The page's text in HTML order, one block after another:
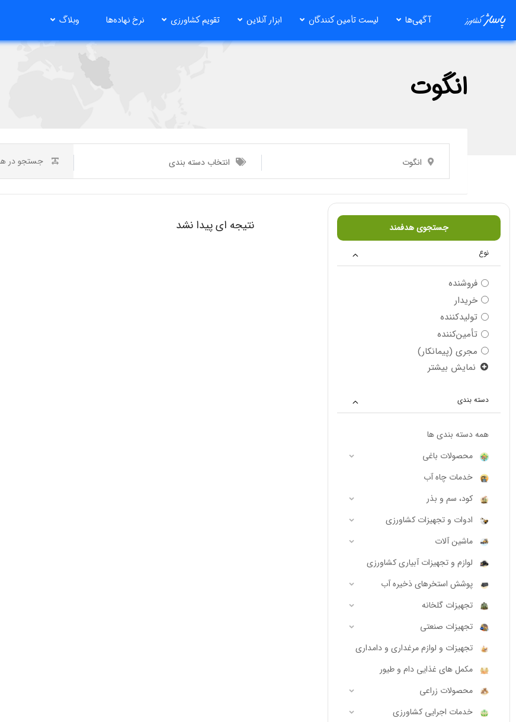
محتوا
آگهی‌ها لیست تأمین کنندگان ابزار آنلاین تقویم کشاورزی نرخ نهاده‌ها وبلاگ
انگوت
انگوت انتخاب دسته بندی
جستجوی هدفمند
نوع
فروشنده
خریدار
تولیدکننده
تأمین‌کننده
مجری (پیمانکار)
نمایش بیشتر
دسته بندی
همه دسته بندی ها
محصولات باغی
خدمات چاه آب
کود، سم و بذر
ادوات و تجهیزات کشاورزی
ماشین آلات
لوازم و تجهیزات آبیاری کشاورزی
پوشش استخرهای ذخیره آب
تجهیزات گلخانه
تجهیزات صنعتی
تجهیزات و لوازم مرغداری و دامداری
مکمل های غذایی دام و طیور
محصولات زراعی
خدمات اجرایی کشاورزی
نتیجه ای پیدا نشد